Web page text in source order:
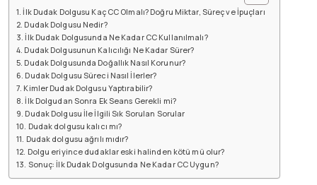
İlk Dudak Dolgusu Kaç CC Olmalı? Doğru Miktar, Süreç ve İpuçları
Dudak Dolgusu Nedir?
İlk Dudak Dolgusunda Ne Kadar CC Kullanılmalı?
Dudak Dolgusunun Kalıcılığı Ne Kadar Sürer?
Dudak Dolgusunda Doğallık Nasıl Korunur?
Dudak Dolgusu Süreci Nasıl İlerler?
Kimler Dudak Dolgusu Yaptırabilir?
İlk Dolgudan Sonra Ek Seans Gerekli mi?
Dudak Dolgusu İle İlgili Sık Sorulan Sorular
Dudak dolgusu kalıcı mı?
Dudak dolgusu ağrılı mıdır?
Dolgu eriyince dudaklar eski halinden kötü mü olur?
Sonuç: İlk Dudak Dolgusunda Ne Kadar CC Uygun?